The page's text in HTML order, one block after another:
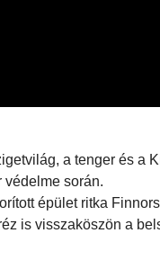
a tenger és a
során.
épület ritka
is visszaköszön a